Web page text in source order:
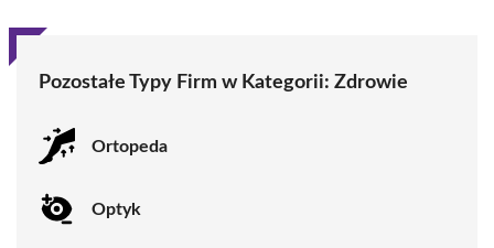
Pozostałe Typy Firm w Kategorii: Zdrowie
Ortopeda
Optyk